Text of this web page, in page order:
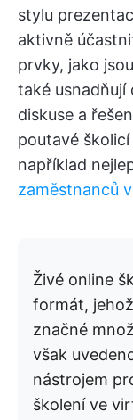
stylu
aktivně
prvky, jako
také usnadňují
diskuse a
poutavé
například
zaměstnanců
Živé online
formát,
značné
však
nástrojem
školení ve